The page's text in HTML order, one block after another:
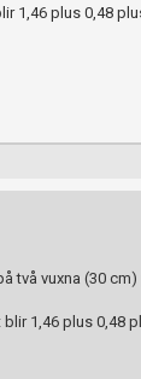
1,46 plus 0,48
två vuxna (30 cm)
1,46 plus 0,48